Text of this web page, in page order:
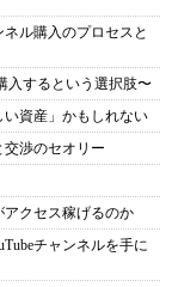
ル購入のプロセスと
入するという選択肢〜
い資産」かもしれない
交渉のセオリー
アクセス稼げるのか
チャンネルを手に